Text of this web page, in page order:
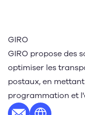
GIRO
GIRO propose des
optimiser les
postaux, en
programmation et
E-mailSite web